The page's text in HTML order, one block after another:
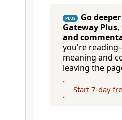
PLUS Go
Gateway Plus,
and
you're
meaning and
leaving the
Start 7-day